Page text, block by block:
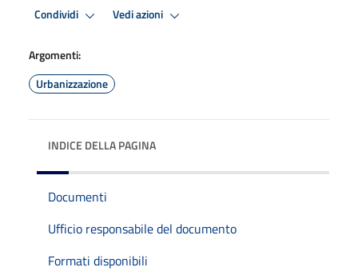
Condividi Vedi azioni
Argomenti:
Urbanizzazione
INDICE DELLA PAGINA
Documenti
Ufficio responsabile del documento
Formati disponibili